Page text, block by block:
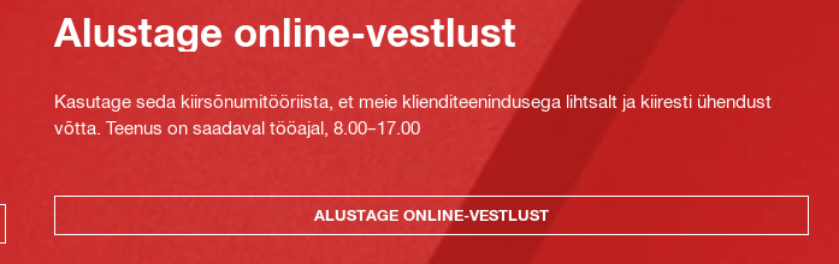
Alustage online-vestlust
Kasutage seda kiirsõnumitööriista, et meie klienditeenindusega lihtsalt ja kiiresti ühendust
võtta. Teenus on saadaval tööajal, 8.00–17.00
ALUSTAGE ONLINE-VESTLUST